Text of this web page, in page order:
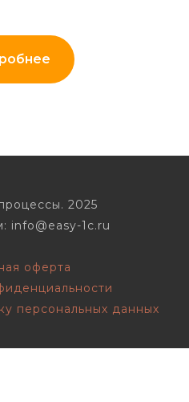
2025
info@easy-1c.ru
оферта
персональных данных